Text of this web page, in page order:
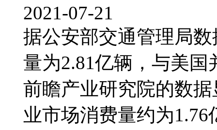
2021-07-21
据公安部交通管理局
量为2.81亿辆，与美
前瞻产业研究院的数
业市场消费量约为1.76